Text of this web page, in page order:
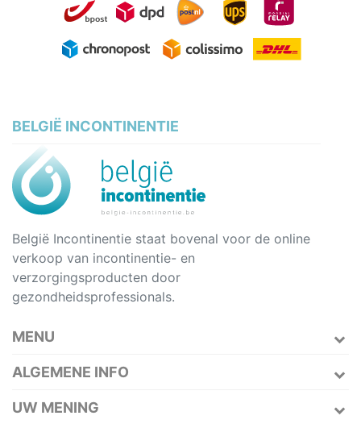
BELGIË INCONTINENTIE
België Incontinentie staat bovenal voor de online
verkoop van incontinentie- en
verzorgingsproducten door
gezondheidsprofessionals.
MENU
ALGEMENE INFO
UW MENING